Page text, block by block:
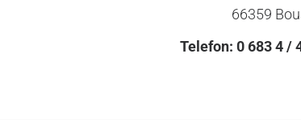
66359
Telefon: 0 683 4 /